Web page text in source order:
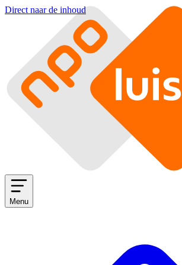
Direct naar de inhoud
Menu